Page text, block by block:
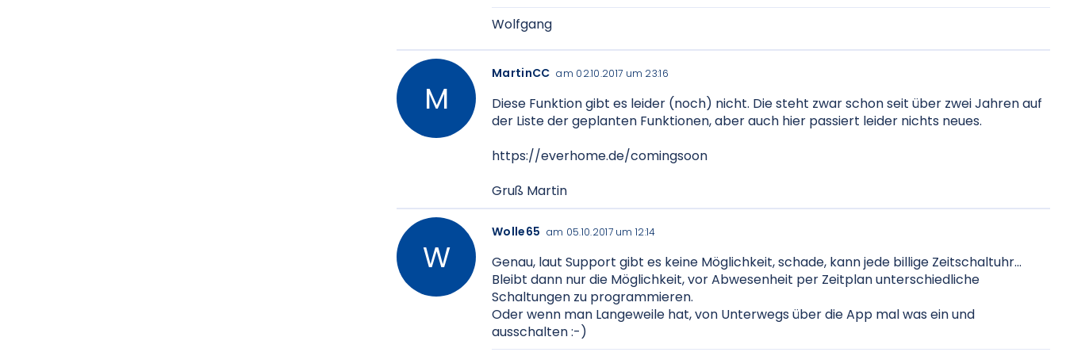
Wolfgang
MartinCC am 02.10.2017 um 23:16
Diese Funktion gibt es leider (noch) nicht. Die steht zwar schon seit über zwei Jahren auf
der Liste der geplanten Funktionen, aber auch hier passiert leider nichts neues.
https://everhome.de/comingsoon
Gruß Martin
Wolle65 am 05.10.2017 um 12:14
Genau, laut Support gibt es keine Möglichkeit, schade, kann jede billige Zeitschaltuhr...
Bleibt dann nur die Möglichkeit, vor Abwesenheit per Zeitplan unterschiedliche
Schaltungen zu programmieren.
Oder wenn man Langeweile hat, von Unterwegs über die App mal was ein und
ausschalten :-)